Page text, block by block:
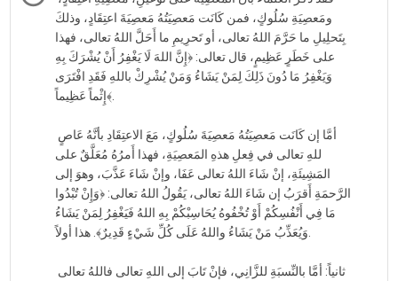
ومَعصِيَةِ سُلُوكٍ، فمن كَانَت مَعصِيَتُهُ مَعصِيَةَ اعتِقَادٍ، وذلكَ
بِتَحلِيلِ ما حَرَّمَ اللهُ تعالى، أو تَحرِيمِ ما أَحَلَّ اللهُ تعالى، فهذا
على خَطَرٍ عَظِيمٍ، قال تعالى: ﴿إِنَّ اللهَ لَا يَغْفِرُ أَنْ يُشْرَكَ بِهِ
وَيَغْفِرُ مَا دُونَ ذَلِكَ لِمَنْ يَشَاءُ وَمَنْ يُشْرِكْ باللهِ فَقَدِ افْتَرَى
إِثْماً عَظِيماً﴾.
للهِ تعالى في فِعلِ هذهِ المَعصِيَةِ، فهذا أَمرُهُ مُعَلَّقٌ على
المَشِيئَةِ، إنْ شَاءَ اللهُ تعالى عَفَا، وإنْ شَاءَ عَذَّبَ، وهوَ إلى
الرَّحمَةِ أَقرَبُ إن شَاءَ اللهُ تعالى، يَقُولُ اللهُ تعالى: ﴿وَإِنْ تُبْدُوا
مَا فِي أَنْفُسِكُمْ أَوْ تُخْفُوهُ يُحَاسِبْكُمْ بِهِ اللهُ فَيَغْفِرُ لِمَنْ يَشَاءُ